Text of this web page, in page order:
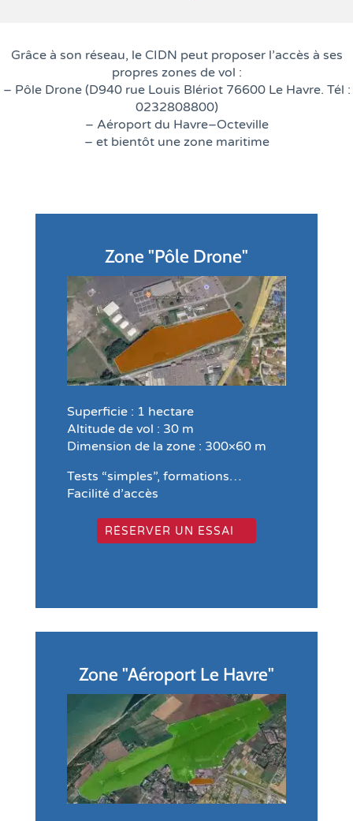
Grâce à son réseau, le CIDN peut proposer l’accès à ses
propres zones de vol :
– Pôle Drone (D940 rue Louis Blériot 76600 Le Havre. Tél :
0232808800)
– Aéroport du Havre–Octeville
– et bientôt une zone maritime
Zone "Pôle Drone"
Superficie : 1 hectare
Altitude de vol : 30 m
Dimension de la zone : 300×60 m
Tests “simples”, formations…
Facilité d’accès
RÉSERVER UN ESSAI
Zone "Aéroport Le Havre"